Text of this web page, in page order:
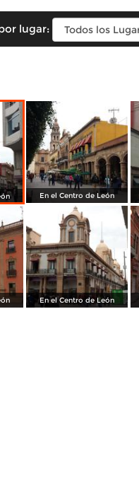
lugar:
En el Centro de León
En el Centro de León